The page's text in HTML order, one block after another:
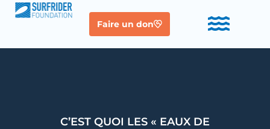
Faire un don
C’EST QUOI LES « EAUX DE